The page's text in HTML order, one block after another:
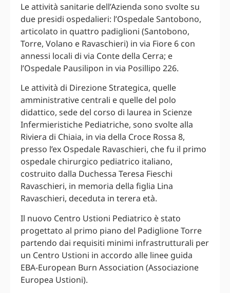
Le attività sanitarie dell’Azienda sono svolte su
due presidi ospedalieri: l’Ospedale Santobono,
articolato in quattro padiglioni (Santobono,
Torre, Volano e Ravaschieri) in via Fiore 6 con
annessi locali di via Conte della Cerra; e
l’Ospedale Pausilipon in via Posillipo 226.
Le attività di Direzione Strategica, quelle
amministrative centrali e quelle del polo
didattico, sede del corso di laurea in Scienze
Infermieristiche Pediatriche, sono svolte alla
Riviera di Chiaia, in via della Croce Rossa 8,
presso l’ex Ospedale Ravaschieri, che fu il primo
ospedale chirurgico pediatrico italiano,
costruito dalla Duchessa Teresa Fieschi
Ravaschieri, in memoria della figlia Lina
Ravaschieri, deceduta in terera età.
Il nuovo Centro Ustioni Pediatrico è stato
progettato al primo piano del Padiglione Torre
partendo dai requisiti minimi infrastrutturali per
un Centro Ustioni in accordo alle linee guida
EBA-European Burn Association (Associazione
Europea Ustioni).